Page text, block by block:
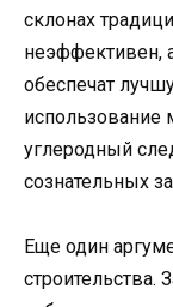
склонах
неэффективен,
обеспечат
использование
углеродный
сознательных
Еще один
строительства.